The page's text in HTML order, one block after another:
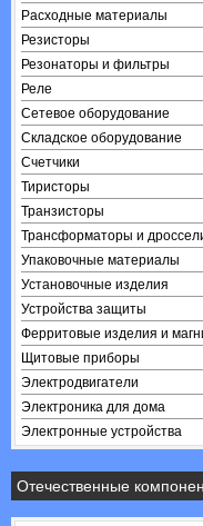
Расходные материалы
Резисторы
Резонаторы и фильтры
Реле
Сетевое оборудование
Складское оборудование
Счетчики
Тиристоры
Транзисторы
Трансформаторы и
Упаковочные материалы
Установочные изделия
Устройства защиты
Ферритовые изделия и
Щитовые приборы
Электродвигатели
Электроника для дома
Электронные устройства
Отечественные